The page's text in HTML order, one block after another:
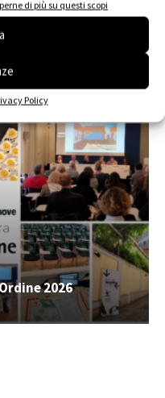
di più su questi scopi
Policy
regala
2026